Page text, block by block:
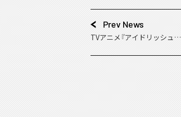
Prev News
TVアニメ『アイドリッシュセ
開！